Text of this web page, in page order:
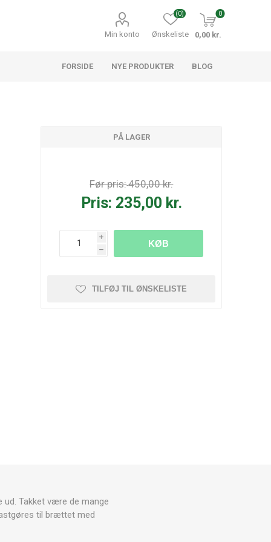
Min konto Ønskeliste
(0) 0
0,00 kr.
FORSIDE NYE PRODUKTER BLOG
PÅ LAGER
Før pris:450,00 kr.
Pris: 235,00 kr.
i
h
KØB
TILFØJ TIL ØNSKELISTE
ud. Takket være de mange
til brættet med